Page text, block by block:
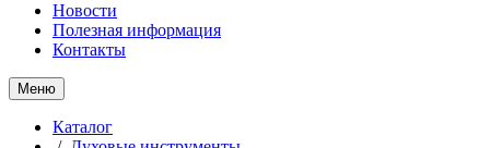
Новости
Полезная информация
Контакты
Меню
Каталог